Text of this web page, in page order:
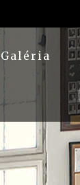
Galéria